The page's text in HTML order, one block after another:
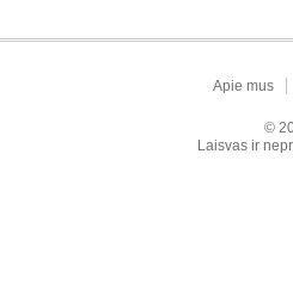
Apie mus
©
Laisvas ir